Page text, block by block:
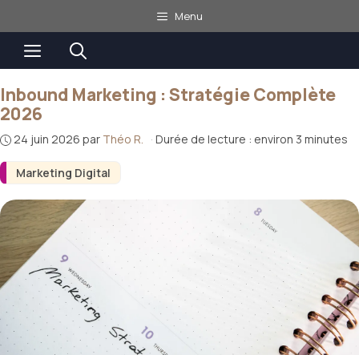
au
contenu
Menu
Menu
Marketing Digital
Inbound Marketing : Stratégie Complète
2026
24 juin 2026 par Théo R. · Durée de lecture : environ 3 minutes